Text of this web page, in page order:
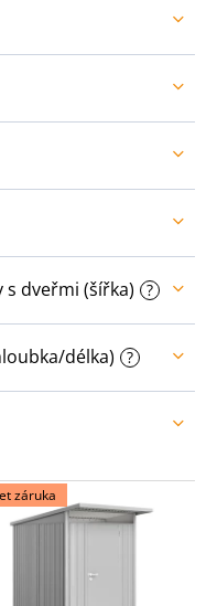
dveřmi (šířka) ?
délka) ?
záruka